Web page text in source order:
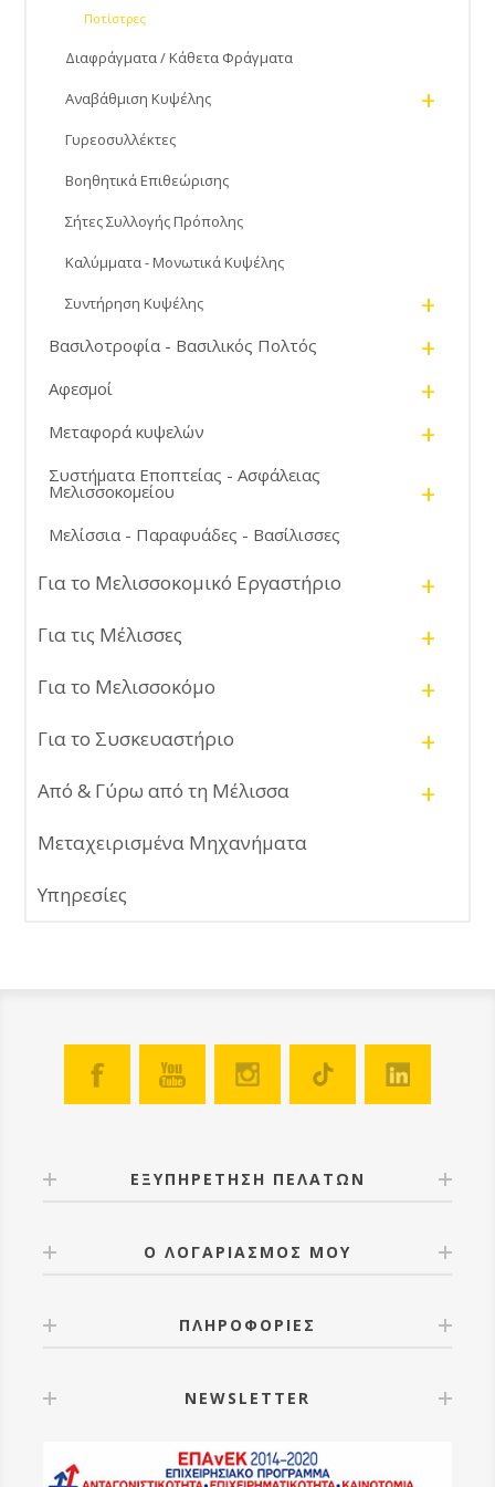
Ποτίστρες
Διαφράγματα / Κάθετα Φράγματα
Αναβάθμιση Κυψέλης +
Γυρεοσυλλέκτες
Βοηθητικά Επιθεώρισης
Σήτες Συλλογής Πρόπολης
Καλύμματα - Μονωτικά Κυψέλης
Συντήρηση Κυψέλης +
Βασιλοτροφία - Βασιλικός Πολτός +
Αφεσμοί +
Μεταφορά κυψελών +
Συστήματα Εποπτείας - Ασφάλειας
Μελισσοκομείου +
Μελίσσια - Παραφυάδες - Βασίλισσες
Για το Μελισσοκομικό Εργαστήριο +
Για τις Μέλισσες +
Για το Μελισσοκόμο +
Για το Συσκευαστήριο +
Από & Γύρω από τη Μέλισσα +
Μεταχειρισμένα Μηχανήματα
Υπηρεσίες
ΕΞΥΠΗΡΕΤΗΣΗ ΠΕΛΑΤΩΝ
Ο ΛΟΓΑΡΙΑΣΜΟΣ ΜΟΥ
ΠΛΗΡΟΦΟΡΙΕΣ
NEWSLETTER